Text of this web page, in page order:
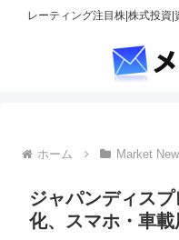
レーティング注目株|株式投資
ホーム Market
ジャパンディス
化、スマホ・車